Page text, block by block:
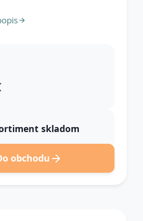
skladom
obchodu